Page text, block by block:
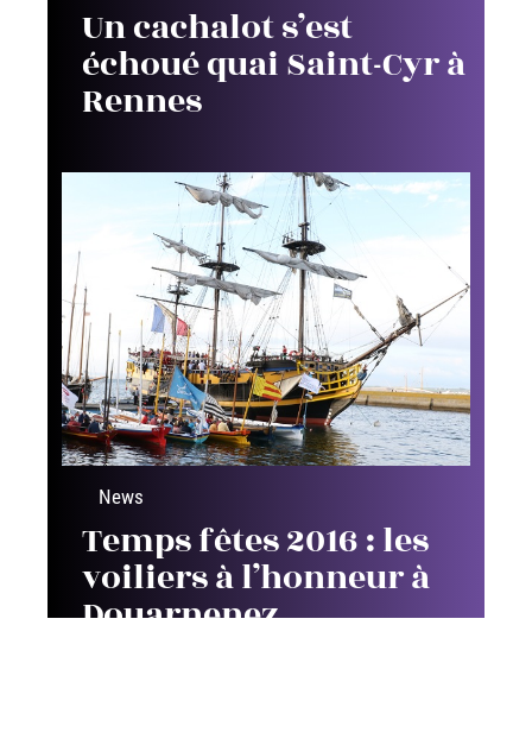
Un cachalot s’est
échoué quai Saint-Cyr à
Rennes
News
Temps fêtes 2016 : les
voiliers à l’honneur à
Douarnenez